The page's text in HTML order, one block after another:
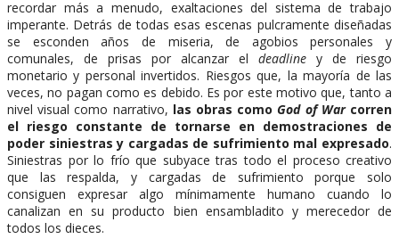
recordar más a menudo, exaltaciones del sistema de trabajo
imperante. Detrás de todas esas escenas pulcramente diseñadas
se esconden años de miseria, de agobios personales y
comunales, de prisas por alcanzar el deadline y de riesgo
monetario y personal invertidos. Riesgos que, la mayoría de las
veces, no pagan como es debido. Es por este motivo que, tanto a
nivel visual como narrativo, las obras comoGod of Warcorren
el riesgo constante de tornarse en demostraciones de
poder siniestras y cargadas de sufrimiento mal expresado.
Siniestras por lo frío que subyace tras todo el proceso creativo
que las respalda, y cargadas de sufrimiento porque solo
consiguen expresar algo mínimamente humano cuando lo
canalizan en su producto bien ensambladito y merecedor de
todos los dieces.